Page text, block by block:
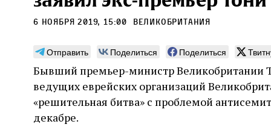
6 ноября 2019, 15:00 Великобритания
Отправить Поделиться Поделиться
Бывший премьер-министр Великобритании
ведущих еврейских организаций
«решительная битва» с проблемой
декабре.
Монтажник фирмы «Топф
и сыновья»
По мере того как росло количество